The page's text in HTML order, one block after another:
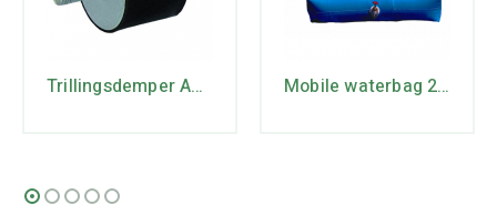
Trillingsdemper A20/15 Mobile waterbag 2m3